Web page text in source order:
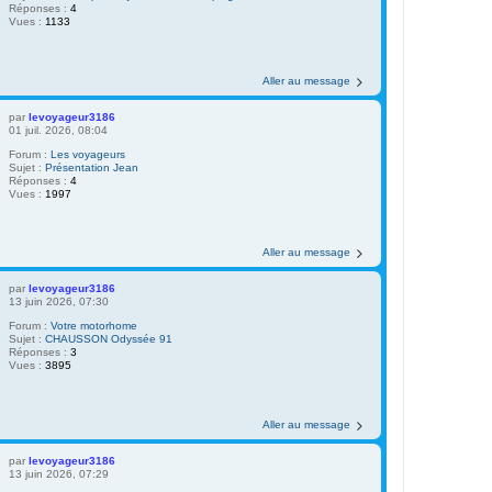
Réponses :4
Vues : 1133
Aller au message
parlevoyageur3186
01 juil. 2026, 08:04
Forum :Les voyageurs
Sujet :Présentation Jean
Réponses :4
Vues : 1997
Aller au message
parlevoyageur3186
13 juin 2026, 07:30
Forum :Votre motorhome
Sujet :CHAUSSON Odyssée 91
Réponses :3
Vues :3895
Aller au message
parlevoyageur3186
13 juin 2026, 07:29